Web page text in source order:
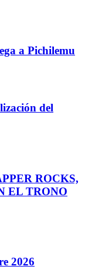
a Pichilemu
del
ROCKS,
EL TRONO
2026